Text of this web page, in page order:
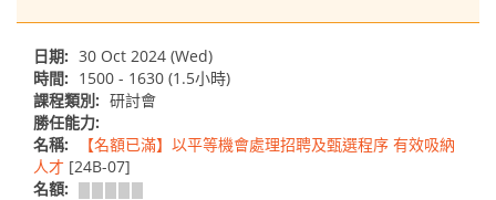
日期: 30 Oct 2024 (Wed)
時間: 1500 - 1630 (1.5小時)
課程類別: 研討會
勝任能力:
名稱:
【名額已滿】以平等機會處理招聘及甄選程序 有效吸納
人才 [24B-07]
名額: